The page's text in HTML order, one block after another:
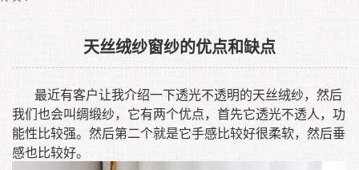
天丝绒纱窗纱的优点和缺点
最近有客户让我介绍一下透光不透明的天丝绒纱，然后
我们也会叫绸缎纱，它有两个优点，首先它透光不透人，功
能性比较强。然后第二个就是它手感比较好很柔软，然后垂
感也比较好。